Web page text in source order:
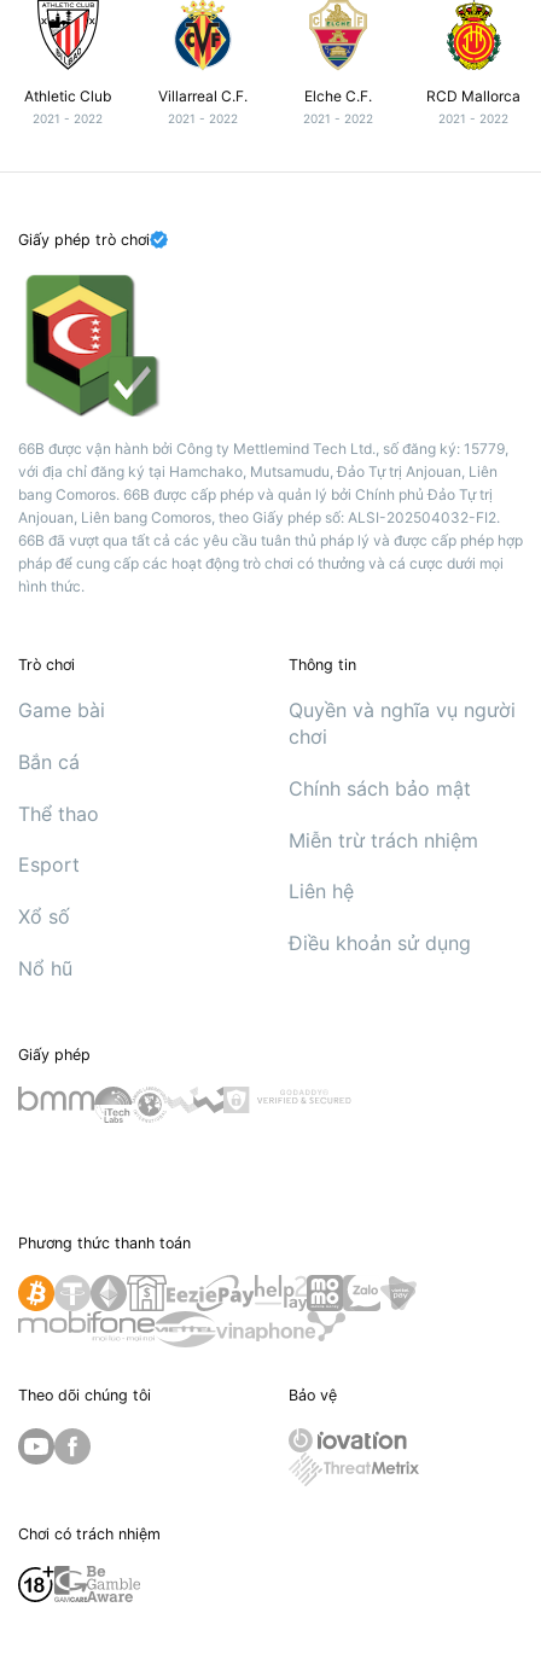
Athletic Club
2021 - 2022
Villarreal C.F.
2021 - 2022
Elche C.F.
2021 - 2022
RCD Mallorca
2021 - 2022
Giấy phép trò chơi
66B được vận hành bởi Công ty Mettlemind Tech Ltd., số đăng ký: 15779,
với địa chỉ đăng ký tại Hamchako, Mutsamudu, Đảo Tự trị Anjouan, Liên
bang Comoros. 66B được cấp phép và quản lý bởi Chính phủ Đảo Tự trị
Anjouan, Liên bang Comoros, theo Giấy phép số: ALSI-202504032-FI2.
66B đã vượt qua tất cả các yêu cầu tuân thủ pháp lý và được cấp phép hợp
pháp để cung cấp các hoạt động trò chơi có thưởng và cá cược dưới mọi
hình thức.
Trò chơi
Game bài
Bắn cá
Thể thao
Esport
Xổ số
Nổ hũ
Thông tin
Quyền và nghĩa vụ người
chơi
Chính sách bảo mật
Miễn trừ trách nhiệm
Liên hệ
Điều khoản sử dụng
Giấy phép
Phương thức thanh toán
Theo dõi chúng tôi Bảo vệ
Chơi có trách nhiệm